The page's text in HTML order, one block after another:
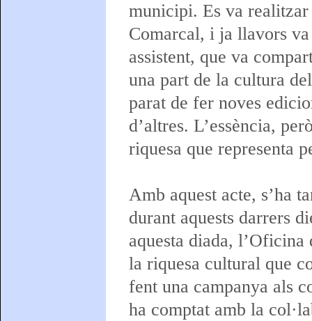
municipi. Es va
Comarcal, i ja llavors
assistent, que va
una part de la cultura
parat de fer noves
d’altres. L’essència,
riquesa que representa
Amb aquest acte, s’ha
durant aquests darrers
aquesta diada,
la riquesa cultural que
fent una campanya als
ha comptat amb la